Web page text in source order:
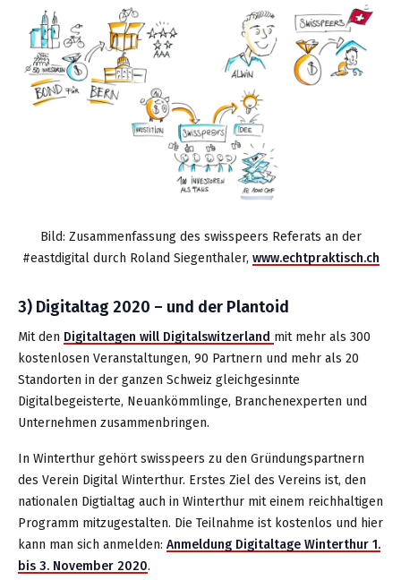
Bild: Zusammenfassung des swisspeers Referats an der
#eastdigital durch Roland Siegenthaler, www.echtpraktisch.ch
3) Digitaltag 2020 – und der Plantoid
Mit den Digitaltagen will Digitalswitzerland mit mehr als 300
kostenlosen Veranstaltungen, 90 Partnern und mehr als 20
Standorten in der ganzen Schweiz gleichgesinnte
Digitalbegeisterte, Neuankömmlinge, Branchenexperten und
Unternehmen zusammenbringen.
In Winterthur gehört swisspeers zu den Gründungspartnern
des Verein Digital Winterthur. Erstes Ziel des Vereins ist, den
nationalen Digtialtag auch in Winterthur mit einem reichhaltigen
Programm mitzugestalten. Die Teilnahme ist kostenlos und hier
kann man sich anmelden: Anmeldung Digitaltage Winterthur 1.
bis 3. November 2020.